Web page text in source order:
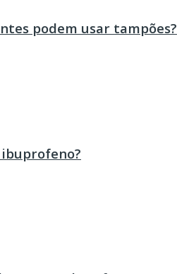
podem usar tampões?